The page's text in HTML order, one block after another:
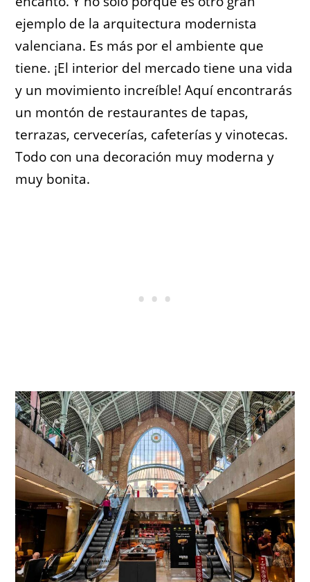
ejemplo de la arquitectura modernista
valenciana. Es más por el ambiente que
tiene. ¡El interior del mercado tiene una vida
y un movimiento increíble! Aquí encontrarás
un montón de restaurantes de tapas,
terrazas, cervecerías, cafeterías y vinotecas.
Todo con una decoración muy moderna y
muy bonita.